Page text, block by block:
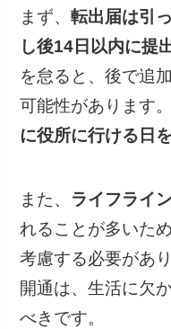
まず、転出届は引
し後14日以内に提
を怠ると、後で追
可能性があります
に役所に行ける日
また、 ライフライ
れることが多いた
考慮する必要があ
開通は、生活に欠
べきです。